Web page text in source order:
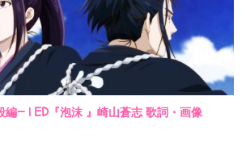
— | ED『泡沫 』崎山蒼志 歌詞・画像